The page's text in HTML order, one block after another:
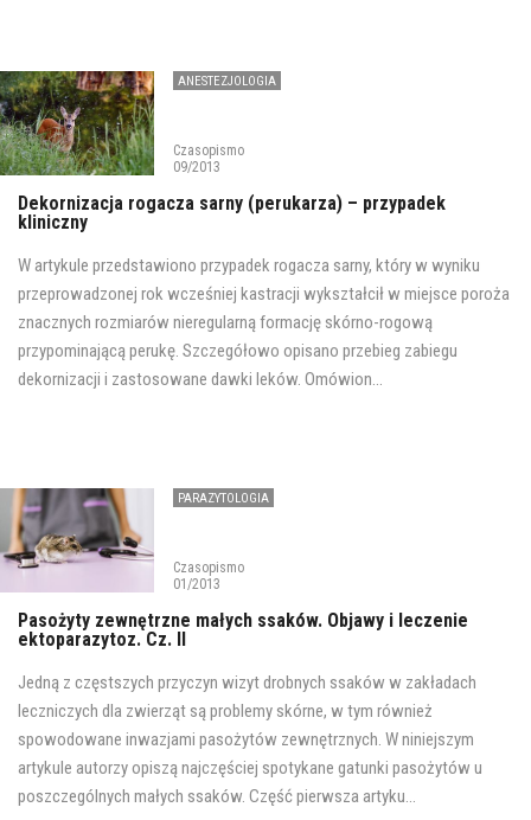
ANESTEZJOLOGIA
Czasopismo
09/2013
Dekornizacja rogacza sarny (perukarza) – przypadek
kliniczny
W artykule przedstawiono przypadek rogacza sarny, który w wyniku
przeprowadzonej rok wcześniej kastracji wykształcił w miejsce poroża
znacznych rozmiarów nieregularną formację skórno-rogową
przypominającą perukę. Szczegółowo opisano przebieg zabiegu
dekornizacji i zastosowane dawki leków. Omówion...
PARAZYTOLOGIA
Czasopismo
01/2013
Pasożyty zewnętrzne małych ssaków. Objawy i leczenie
ektoparazytoz. Cz. II
Jedną z częstszych przyczyn wizyt drobnych ssaków w zakładach
leczniczych dla zwierząt są problemy skórne, w tym również
spowodowane inwazjami pasożytów zewnętrznych. W niniejszym
artykule autorzy opiszą najczęściej spotykane gatunki pasożytów u
poszczególnych małych ssaków. Część pierwsza artyku...